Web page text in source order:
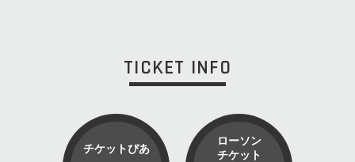
TICKET INFO
チケットぴあ
ローソン
チケット